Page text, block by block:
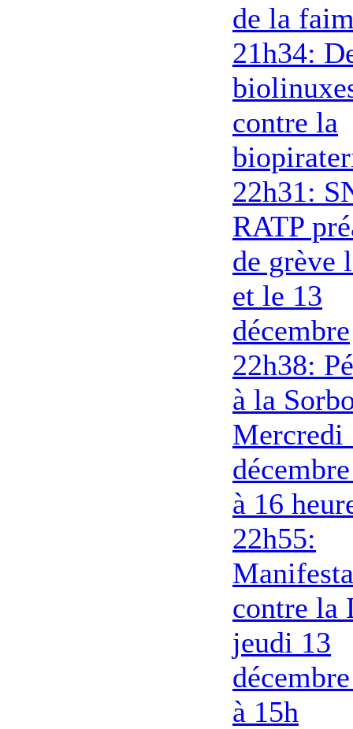
de la
21h34:
contre la
22h31:
RATP
de grève
et le 13
décembre
22h38:
à la
Mercredi
à 16
22h55:
contre la
jeudi 13
à 15h